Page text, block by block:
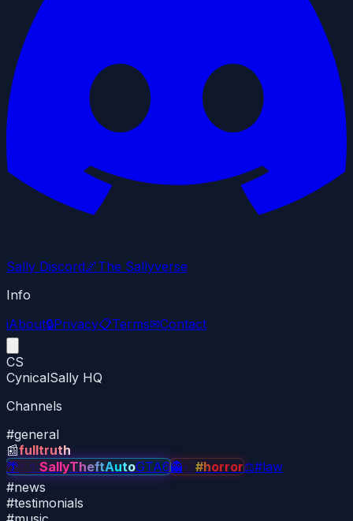
Sally Discord🌌The Sallyverse
Info
iAbout🔒Privacy📋Terms✉Contact
CS
CynicalSally HQ
Channels
#general
📰fulltruth
🌴✨✨SallyTheftAutoGTA6👻🪨#horror⚖#law
#news
#testimonials